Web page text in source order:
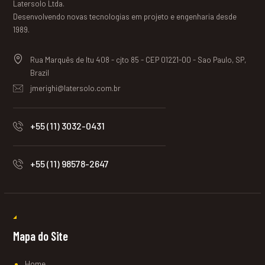
Latersolo Ltda.
Desenvolvendo novas tecnologias em projeto e engenharia desde
1989.
Rua Marquês de Itu 408 - cjto 85 - CEP 01221-00 - Sao Paulo, SP,
Brazil
jmerighi@latersolo.com.br
+55 (11) 3032-0431
+55 (11) 98578-2647
Mapa do Site